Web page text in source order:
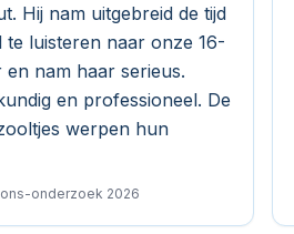
Hij nam uitgebreid de tijd
te luisteren naar onze 16-
en nam haar serieus.
en professioneel. De
werpen hun
onderzoek 2026